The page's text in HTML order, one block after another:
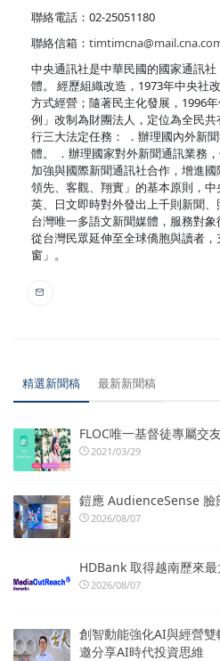
聯絡電話：02-25051180
聯絡信箱：
中央通訊社是中華民國的國家通訊
體。 經歷組織改造，1973年中央社
方式經營；隨著民主化發展，1996
例」改制為財團法人，定位為全民
行三大法定任務： ．辦理國內外新
體。 ．辦理國家對外新聞通訊業務
加強與國際新聞通訊社合作，增進國
領先、客觀、翔實」的基本原則，中
英、日文即時對外發出上千則新聞
台灣唯一多語文新聞媒體，服務對
從台灣民眾延伸至全球僑胞與讀者
窗」。
精選新聞稿 最新新聞稿
FLOC唯一基督徒專屬交
2021/03/29
鎧應 AudienceSense 臉
2026/08/07
HDBank 取得越南歷來
2026/08/07
創智動能強化AI與經營
邀分享AI時代投資思維